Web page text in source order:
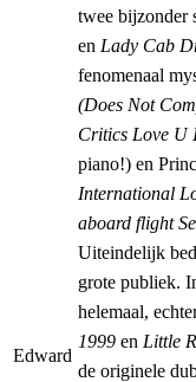
Edward
twee bijzonder
en Lady Cab
fenomenaal
(Does Not
Critics Love U
piano!) en
International
aboard flight
Uiteindelijk
grote publiek.
helemaal,
1999 en Little
de originele